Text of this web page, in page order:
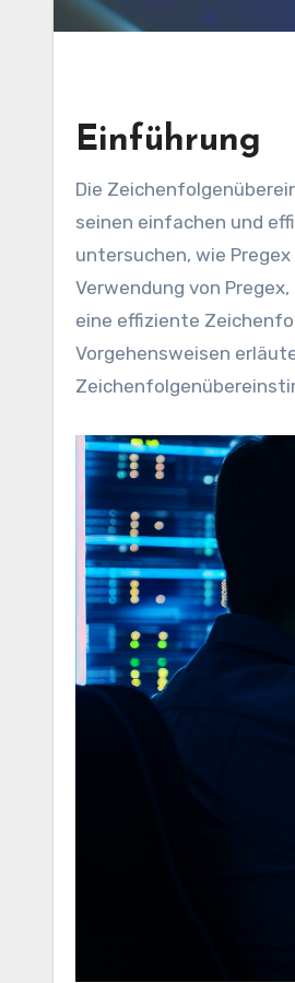
Einführung
Die Zeichenfolgenübereinstimmung in Python kann eine Herausforderung sein, aber Pregex macht es mit
seinen einfachen und
untersuchen, wie
Verwendung von
eine effiziente
Vorgehensweisen